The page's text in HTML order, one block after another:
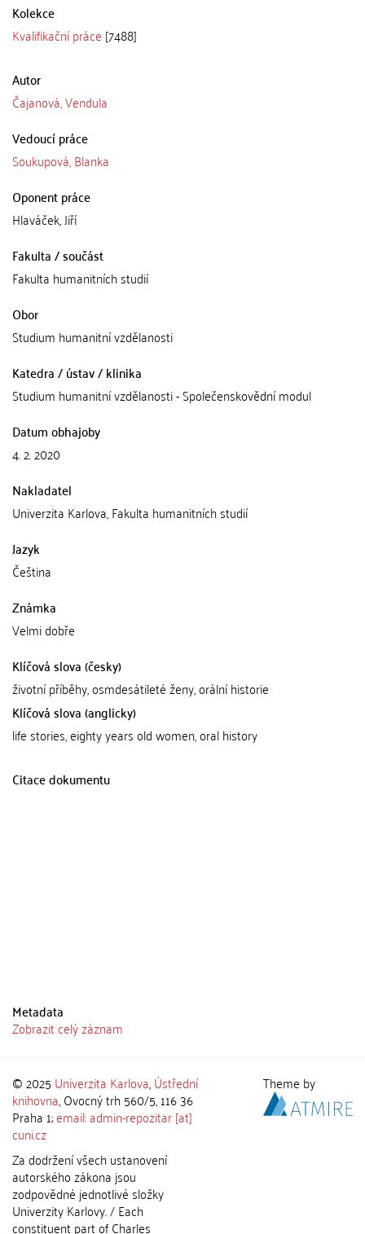
Kolekce
Kvalifikační práce [7488]
Autor
Čajanová, Vendula
Vedoucí práce
Soukupová, Blanka
Oponent práce
Hlaváček, Jiří
Fakulta / součást
Fakulta humanitních studií
Obor
Studium humanitní vzdělanosti
Katedra / ústav / klinika
Studium humanitní vzdělanosti - Společenskovědní modul
Datum obhajoby
4. 2. 2020
Nakladatel
Univerzita Karlova, Fakulta humanitních studií
Jazyk
Čeština
Známka
Velmi dobře
Klíčová slova (česky)
životní příběhy, osmdesátileté ženy, orální historie
Klíčová slova (anglicky)
life stories, eighty years old women, oral history
Citace dokumentu
Metadata
Zobrazit celý záznam
© 2025 Univerzita Karlova,Ústřední
knihovna, Ovocný trh 560/5, 116 36
Praha 1;email: admin-repozitar [at]
cuni.cz
Za dodržení všech ustanovení
autorského zákona jsou
zodpovědné jednotlivé složky
Univerzity Karlovy. / Each
constituent part of Charles
Theme by